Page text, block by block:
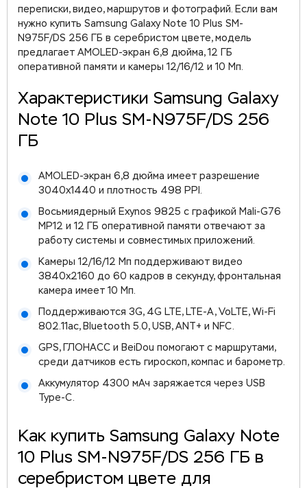
переписки, видео, маршрутов и фотографий. Если вам
нужно купить Samsung Galaxy Note 10 Plus SM-
N975F/DS 256 ГБ в серебристом цвете, модель
предлагает AMOLED-экран 6,8 дюйма, 12 ГБ
оперативной памяти и камеры 12/16/12 и 10 Мп.
Характеристики Samsung Galaxy
Note 10 Plus SM-N975F/DS 256
ГБ
AMOLED-экран 6,8 дюйма имеет разрешение
3040x1440 и плотность 498 PPI.
Восьмиядерный Exynos 9825 с графикой Mali-G76
MP12 и 12 ГБ оперативной памяти отвечают за
работу системы и совместимых приложений.
Камеры 12/16/12 Мп поддерживают видео
3840x2160 до 60 кадров в секунду, фронтальная
камера имеет 10 Мп.
Поддерживаются 3G, 4G LTE, LTE-A, VoLTE, Wi-Fi
802.11ac, Bluetooth 5.0, USB, ANT+ и NFC.
GPS, ГЛОНАСС и BeiDou помогают с маршрутами,
среди датчиков есть гироскоп, компас и барометр.
Аккумулятор 4300 мАч заряжается через USB
Type-C.
Как купить Samsung Galaxy Note
10 Plus SM-N975F/DS 256 ГБ в
серебристом цвете для